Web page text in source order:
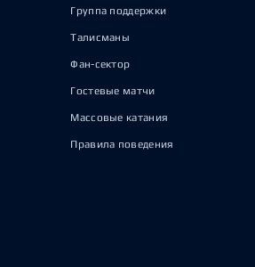
Группа поддержки
Талисманы
Фан-сектор
Гостевые матчи
Массовые катания
Правила поведения